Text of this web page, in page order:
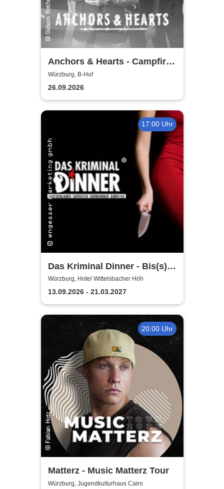
Anchors & Hearts - Campfire
Chronicles Tour 2026
Würzburg, B-Hof
26.09.2026
17:00 Uhr
Das Kriminal Dinner - Bis(s)
zum letzten Zug
Würzburg, Hotel Wittelsbacher Höh
13.09.2026 - 21.03.2027
20:00 Uhr
Matterz - Music Matterz Tour
Würzburg, Jugendkulturhaus Cairo